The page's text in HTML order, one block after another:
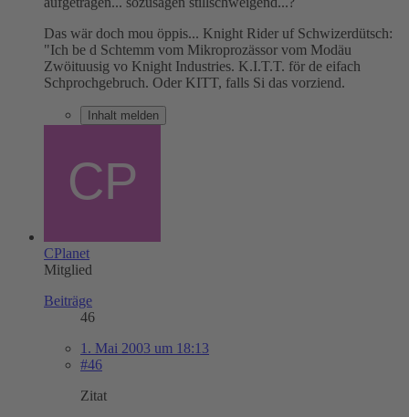
Das wär doch mou öppis... Knight Rider uf Schwizerdütsch:
"Ich be d Schtemm vom Mikroprozässor vom Modäu
Zwöituusig vo Knight Industries. K.I.T.T. för de eifach
Schprochgebruch. Oder KITT, falls Si das vorziend.
Inhalt melden
CPlanet
Mitglied
Beiträge
46
1. Mai 2003 um 18:13
#46
Zitat